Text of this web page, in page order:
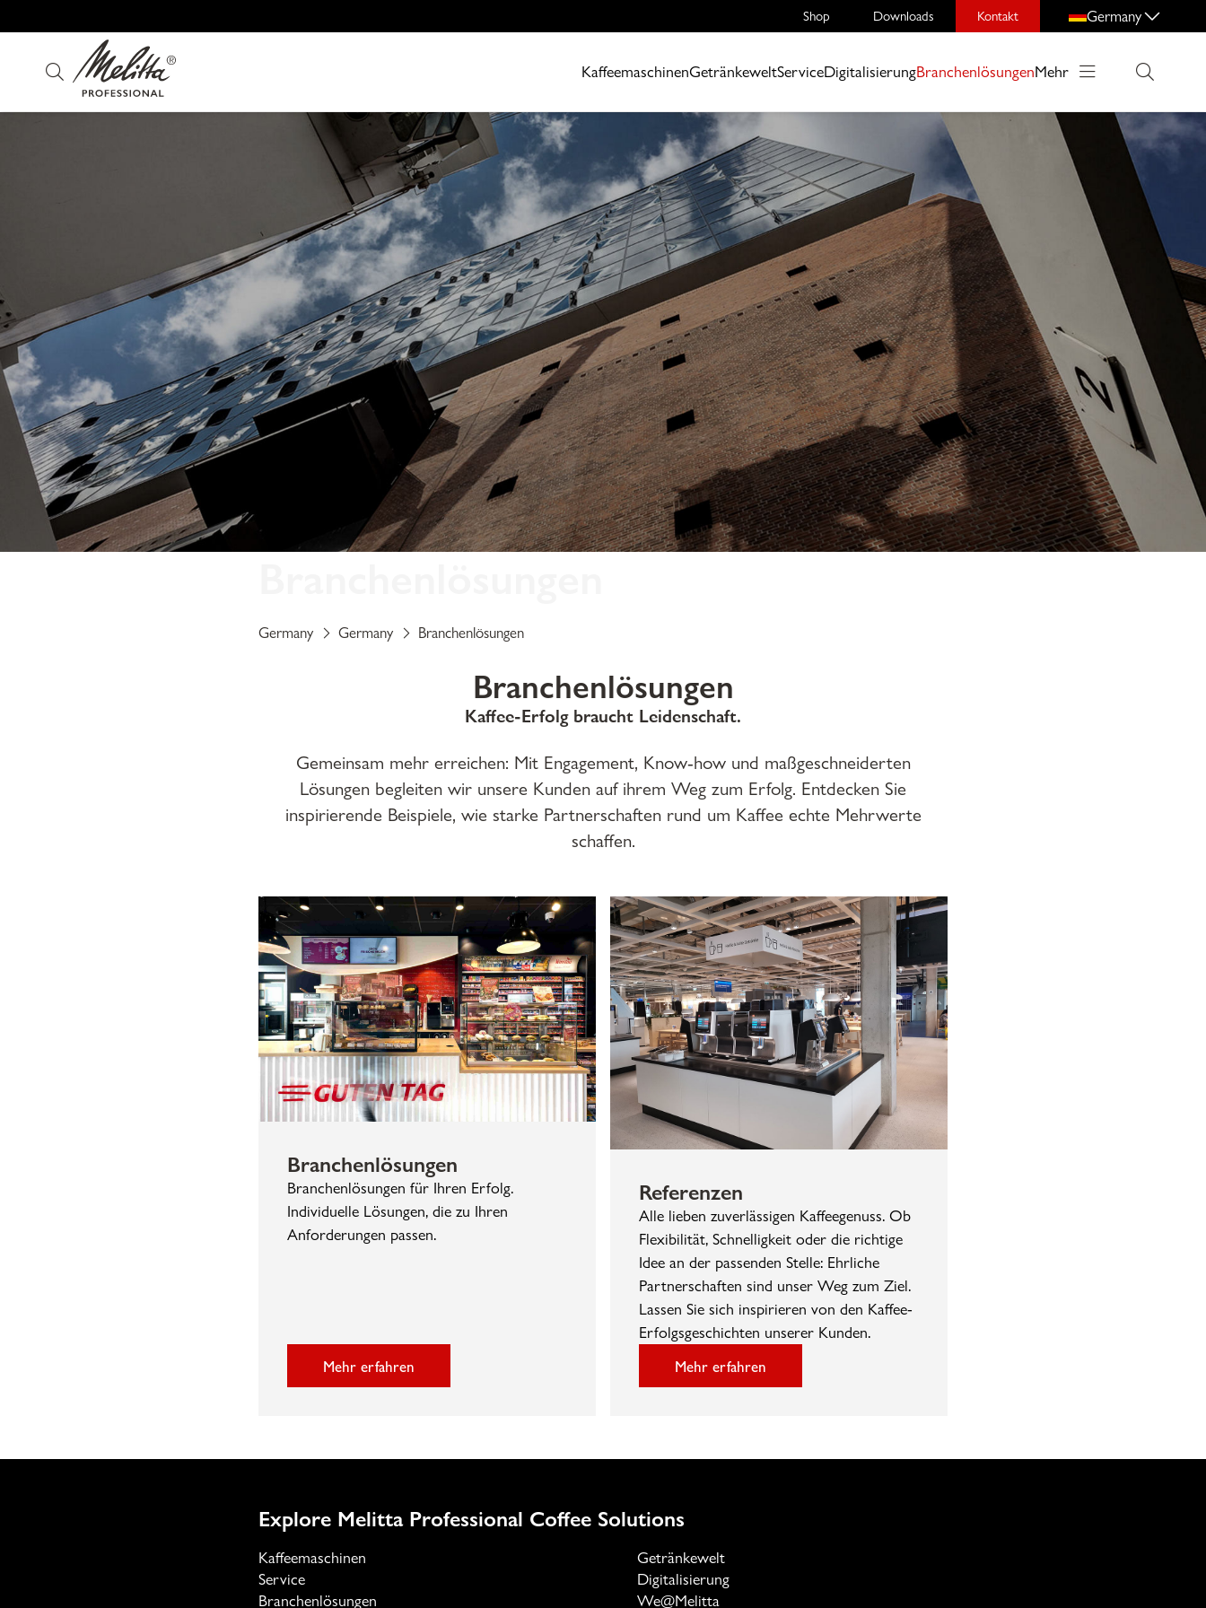
Shop Downloads Kontakt Germany
KaffeemaschinenGetränkeweltServiceDigitalisierungBranchenlösungenMehr
Germany Germany Branchenlösungen
Branchenlösungen
Kaffee-Erfolg braucht Leidenschaft.
Gemeinsam mehr erreichen: Mit Engagement, Know-how und maßgeschneiderten
Lösungen begleiten wir unsere Kunden auf ihrem Weg zum Erfolg. Entdecken Sie
inspirierende Beispiele, wie starke Partnerschaften rund um Kaffee echte Mehrwerte
schaffen.
Branchenlösungen
Branchenlösungen für Ihren Erfolg.
Individuelle Lösungen, die zu Ihren
Anforderungen passen.
Mehr erfahren
Referenzen
Alle lieben zuverlässigen Kaffeegenuss. Ob
Flexibilität, Schnelligkeit oder die richtige
Idee an der passenden Stelle: Ehrliche
Partnerschaften sind unser Weg zum Ziel.
Lassen Sie sich inspirieren von den Kaffee-
Erfolgsgeschichten unserer Kunden.
Mehr erfahren
Explore Melitta Professional Coffee Solutions
Kaffeemaschinen
Getränkewelt
Service
Digitalisierung
Branchenlösungen
We@Melitta